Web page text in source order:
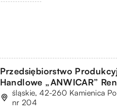
Przedsiębiorstwo
Handlowe „ANWICAR”
śląskie, 42-260 Kamienica
nr 204